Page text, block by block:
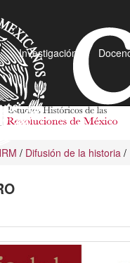
Investigación
/ Difusión de la historia /